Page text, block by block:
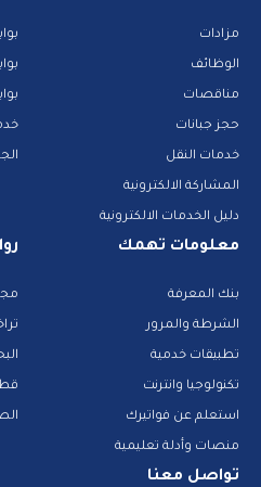
مزادات
الوظائف
مناقصات
حجز جبانات
خدمات النقل
المشاركة الالكترونية
دليل الخدمات الالكترونية
معلومات تهمك
بنك المعرفة
الشرطة والمرور
تطبيقات خدمية
تكنولوجيا وانترنت
استعلم عن فواتيرك
منصات وأدلة تعليمية
تواصل معنا